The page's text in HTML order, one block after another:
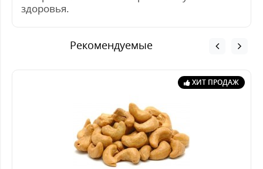
здоровья.
Рекомендуемые
ХИТ ПРОДАЖ